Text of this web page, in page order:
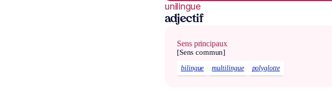
unilingue
adjectif
Sens principaux
[Sens commun]
bilingue multilingue polyglotte